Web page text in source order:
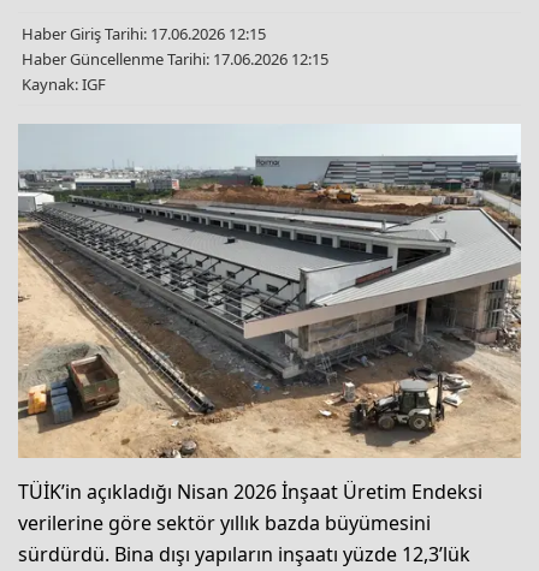
Haber Giriş Tarihi: 17.06.2026 12:15
Haber Güncellenme Tarihi: 17.06.2026 12:15
Kaynak: IGF
TÜİK’in açıkladığı Nisan 2026 İnşaat Üretim Endeksi
verilerine göre sektör yıllık bazda büyümesini
sürdürdü. Bina dışı yapıların inşaatı yüzde 12,3’lük